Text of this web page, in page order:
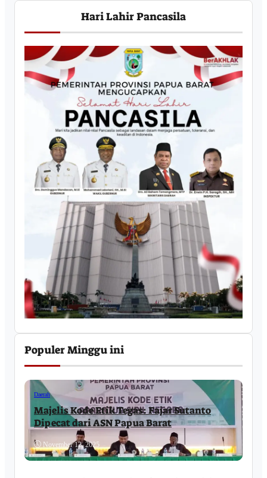
Hari Lahir Pancasila
Populer Minggu ini
Daerah
Majelis Kode Etik Tegas: Fajar Sutanto
Dipecat dari ASN Papua Barat
November 12, 2025